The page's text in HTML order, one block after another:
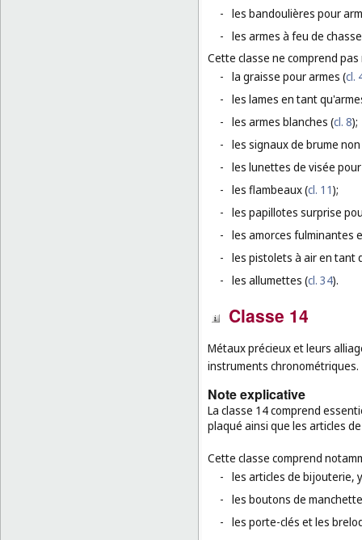
- les bandoulières pour
- les armes à feu de
Cette classe ne comprend
- la graisse pour armes (cl.
- les lames en tant
- les armes blanches (cl. 8);
- les signaux de brume
- les lunettes de visée
- les flambeaux (cl. 11);
- les papillotes surprise
- les amorces fulminantes
- les pistolets à air en tant
- les allumettes (cl. 34).
Classe 14
Métaux précieux et leurs
instruments chronométriques.
Note explicative
La classe 14 comprend
plaqué ainsi que les articles
Cette classe comprend
- les articles de bijouterie,
- les boutons de
- les porte-clés et les